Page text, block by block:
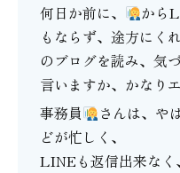
何日か前に、
から
もならず、途方にく
のブログを読み、気
言いますか、かなり
事務員
さんは、や
どが忙しく、
LINEも返信出来なく